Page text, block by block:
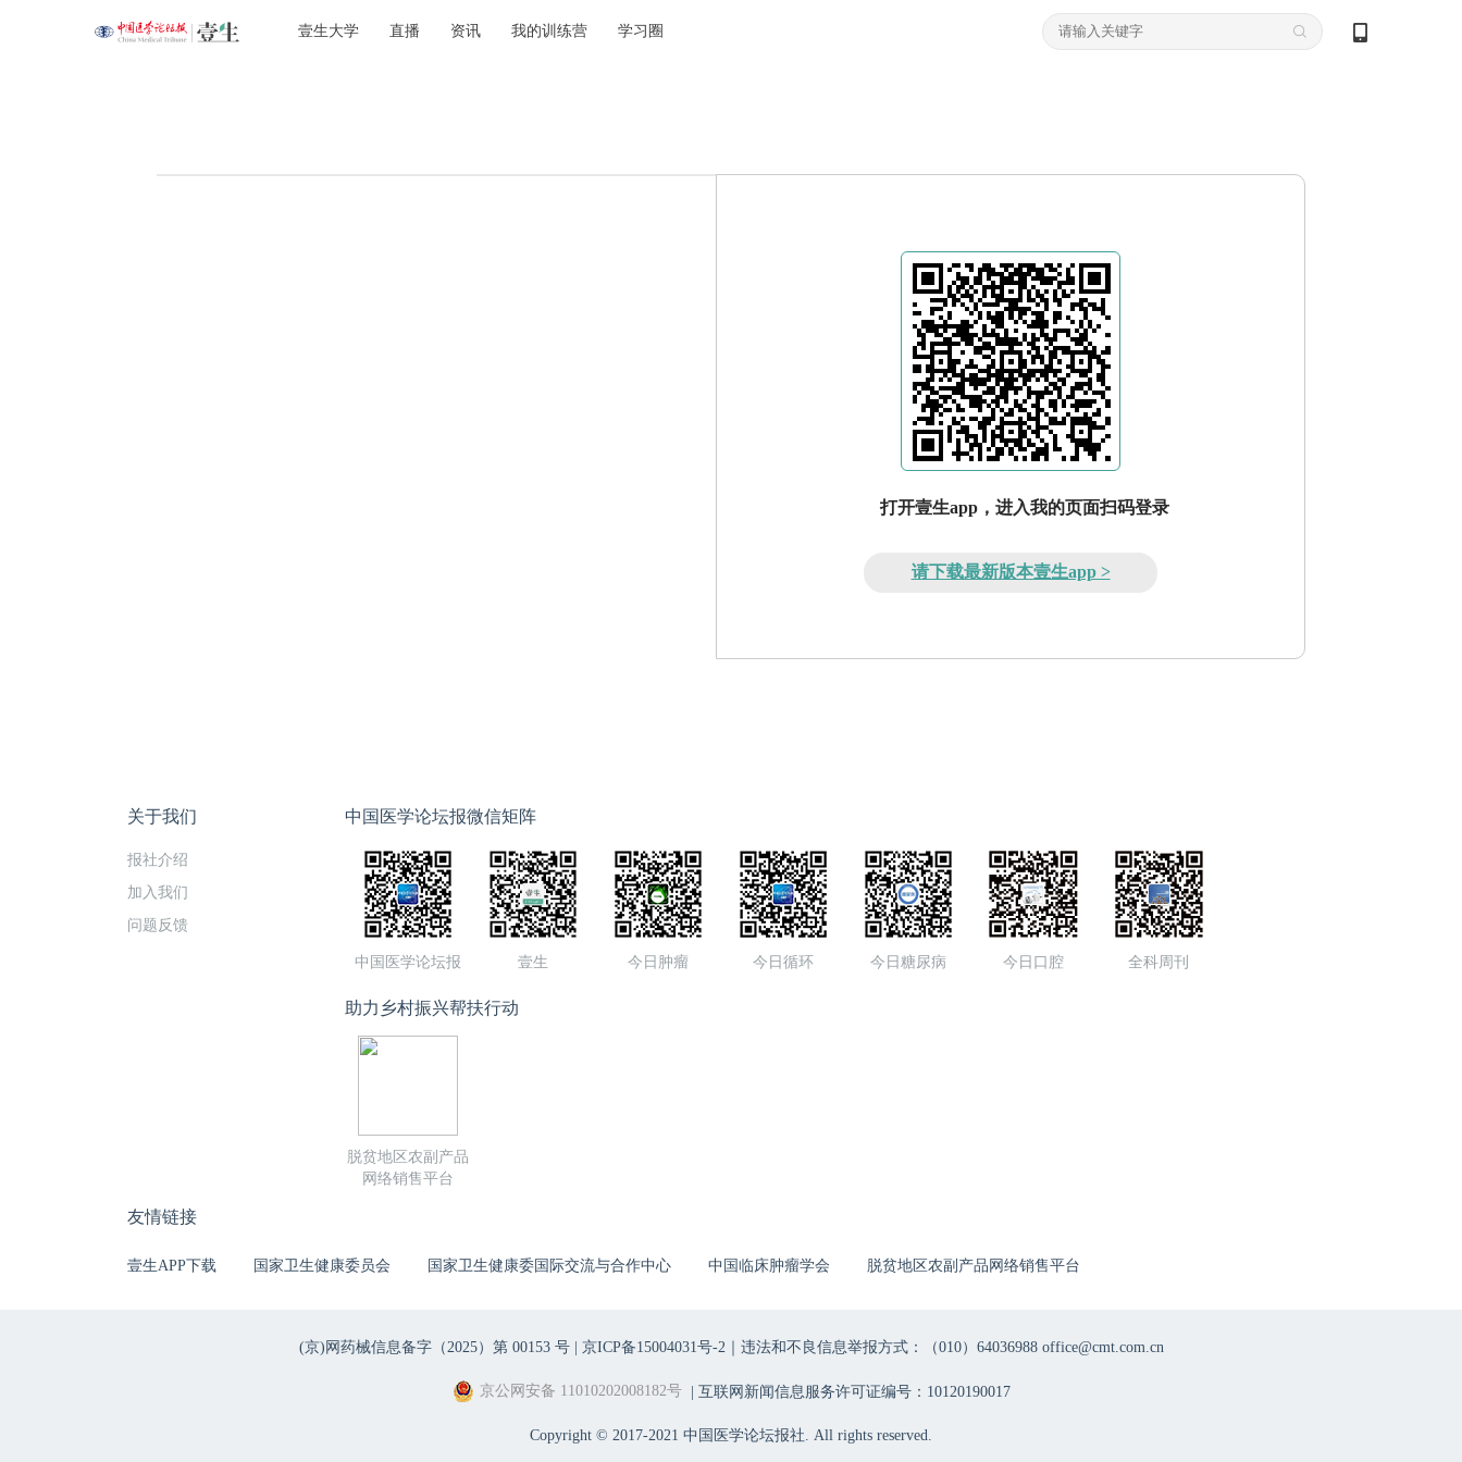
壹生大学 直播 资讯 我的训练营 学习圈
打开壹生app，进入我的页面扫码登录
请下载最新版本壹生app >
关于我们
报社介绍
加入我们
问题反馈
中国医学论坛报微信矩阵
中国医学论坛报 壹生 今日肿瘤 今日循环 今日糖尿病 今日口腔 全科周刊
助力乡村振兴帮扶行动
脱贫地区农副产品
网络销售平台
友情链接
壹生APP下载 国家卫生健康委员会 国家卫生健康委国际交流与合作中心 中国临床肿瘤学会 脱贫地区农副产品网络销售平台
(京)网药械信息备字（2025）第 00153 号 | 京ICP备15004031号-2｜违法和不良信息举报方式：（010）64036988 office@cmt.com.cn
京公网安备 11010202008182号| 互联网新闻信息服务许可证编号：10120190017
Copyright © 2017-2021 中国医学论坛报社. All rights reserved.